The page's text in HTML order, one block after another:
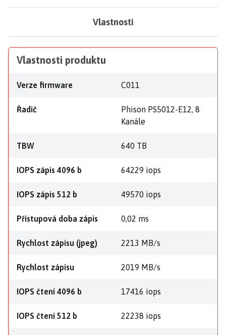
Vlastnosti
Vlastnosti produktu
Verze firmware C011
Řadič
Phison PS5012-E12, 8
Kanäle
TBW 640 TB
IOPS zápis 4096 b 64229 iops
IOPS zápis 512 b 49570 iops
Přístupová doba zápis 0,02 ms
Rychlost zápisu (jpeg) 2213 MB/s
Rychlost zápisu 2019 MB/s
IOPS čtení 4096 b 17416 iops
IOPS čtení 512 b 22238 iops